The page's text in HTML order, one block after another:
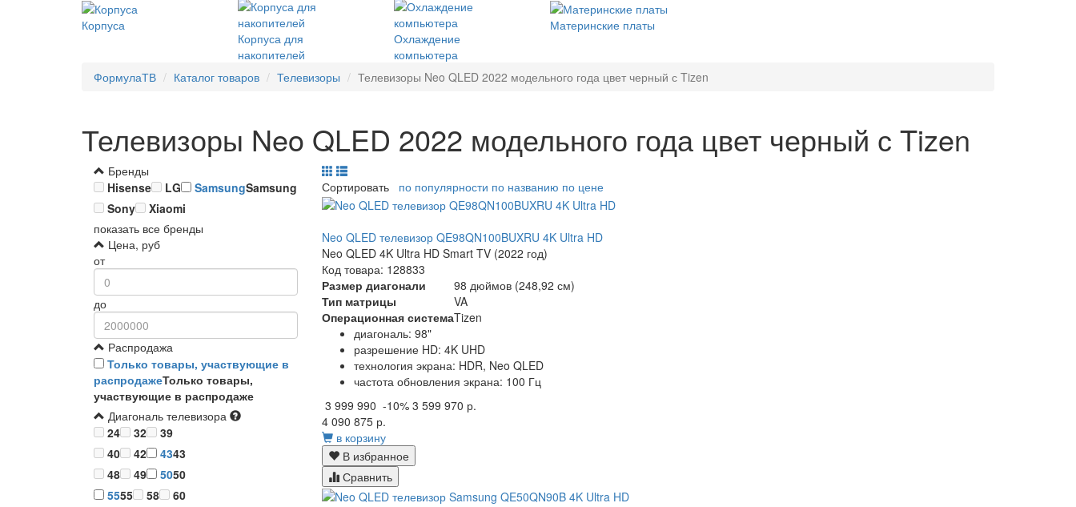
Корпуса
Корпуса для
накопителей
Охлаждение
компьютера
Материнские платы
ФормулаТВ Каталог товаров Телевизоры Телевизоры Neo QLED 2022 модельного года цвет черный с Tizen
Телевизоры Neo QLED 2022 модельного года цвет черный с Tizen
Бренды
Hisense
LG SamsungSamsung
Sony
Xiaomi
показать все бренды
Цена, руб
от
до
Распродажа
Только товары, участвующие в
распродажеТолько товары,
участвующие в распродаже
Диагональ телевизора
24
32
39
40
42 4343
48
49 5050
5555 58
60
Сортировать по популярности по названию по цене
Neo QLED телевизор QE98QN100BUXRU 4K Ultra HD
Neo QLED 4K Ultra HD Smart TV (2022 год)
Код товара: 128833
Размер диагонали
98 дюймов (248,92 см)
Тип матрицы
VA
Операционная системаTizen
диагональ: 98"
разрешение HD: 4K UHD
технология экрана: HDR, Neo QLED
частота обновления экрана: 100 Гц
3 999 990 -10% 3 599 970 р.
4 090 875 р.
в корзину
В избранное
Сравнить